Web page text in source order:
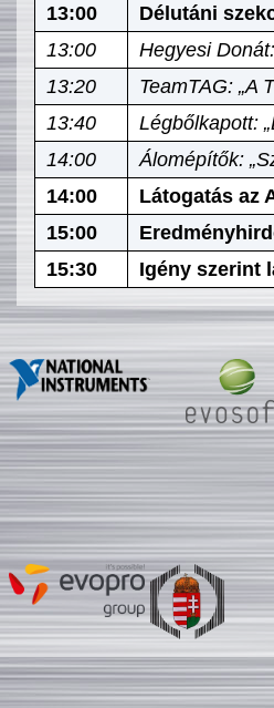
13:00
Délutáni
13:00
Hegyesi
13:20
TeamTAG: „A
13:40
Légbőlkapott:
14:00
Álomépítők:
14:00
Látogatás az
15:00
15:30
Igény szerint